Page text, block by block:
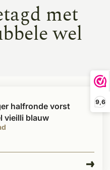
9,6
met
wel
halfronde vorst
vieilli blauw